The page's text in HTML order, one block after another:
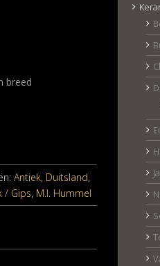
breed
Antiek, Duitsland,
/ Gips, M.I. Hummel